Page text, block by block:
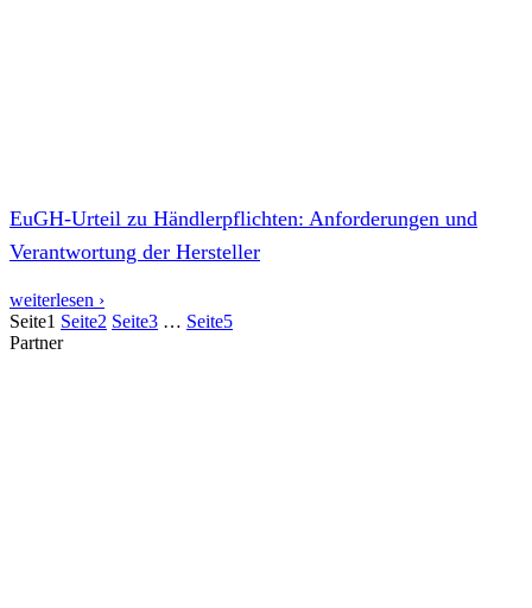
EuGH-Urteil zu Händlerpflichten: Anforderungen und
Verantwortung der Hersteller
weiterlesen ›
Seite1 Seite2 Seite3 … Seite5
Partner